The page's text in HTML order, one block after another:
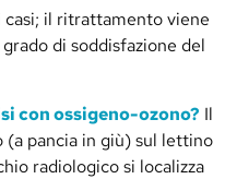
il ritrattamento viene
di soddisfazione del
con ossigeno-ozono? Il
(a pancia in giù) sul lettino
radiologico si localizza